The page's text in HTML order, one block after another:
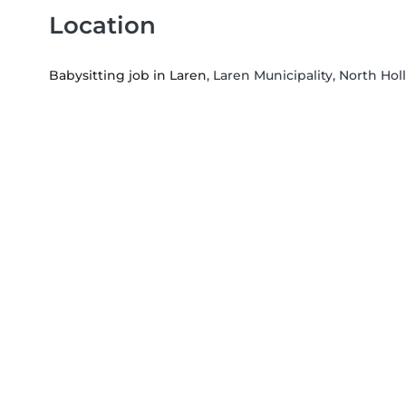
Location
Babysitting job in Laren, Laren Municipality, North